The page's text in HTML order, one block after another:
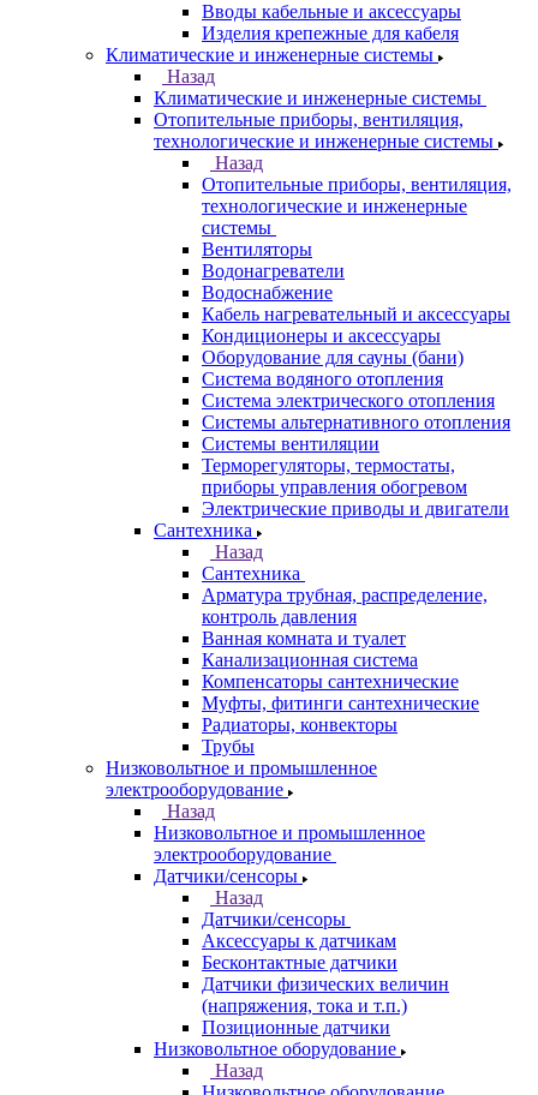
Вводы кабельные и аксессуары
Изделия крепежные для кабеля
Климатические и инженерные системы
Назад
Климатические и инженерные системы
Отопительные приборы, вентиляция,
технологические и инженерные системы
Назад
Отопительные приборы, вентиляция,
технологические и инженерные
системы
Вентиляторы
Водонагреватели
Водоснабжение
Кабель нагревательный и аксессуары
Кондиционеры и аксессуары
Оборудование для сауны (бани)
Система водяного отопления
Система электрического отопления
Системы альтернативного отопления
Системы вентиляции
Терморегуляторы, термостаты,
приборы управления обогревом
Электрические приводы и двигатели
Сантехника
Назад
Сантехника
Арматура трубная, распределение,
контроль давления
Ванная комната и туалет
Канализационная система
Компенсаторы сантехнические
Муфты, фитинги сантехнические
Радиаторы, конвекторы
Трубы
Низковольтное и промышленное
электрооборудование
Назад
Низковольтное и промышленное
электрооборудование
Датчики/сенсоры
Назад
Датчики/сенсоры
Аксессуары к датчикам
Бесконтактные датчики
Датчики физических величин
(напряжения, тока и т.п.)
Позиционные датчики
Низковольтное оборудование
Назад